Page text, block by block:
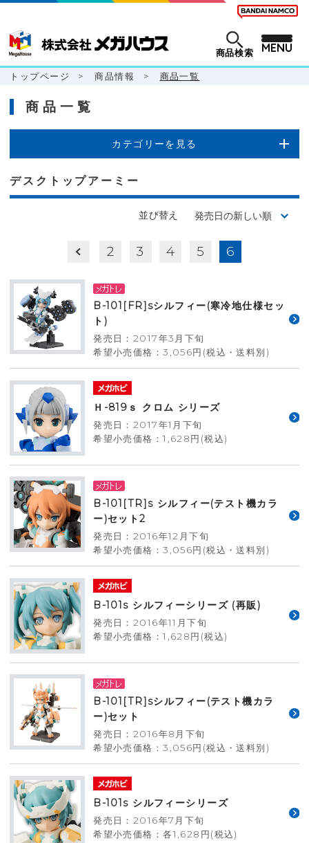
商品検索 MENU
トップページ > 商品情報 > 商品一覧
商品一覧
カテゴリーを見る
デスクトップアーミー
並び替え
2 3 4 5 6
B-101[FR]sシルフィー(寒冷地仕様セッ
ト)
発売日：2017年3月下旬
希望小売価格：3,056円(税込・送料別)
Ｈ-819ｓ クロム シリーズ
発売日：2017年1月下旬
希望小売価格：1,628円(税込)
B-101[TR]s シルフィー(テスト機カラ
ー)セット2
発売日：2016年12月下旬
希望小売価格：3,056円(税込・送料別)
B-101s シルフィーシリーズ (再販)
発売日：2016年11月下旬
希望小売価格：1,628円(税込)
B-101[TR]sシルフィー(テスト機カラ
ー)セット
発売日：2016年8月下旬
希望小売価格：3,056円(税込・送料別)
B-101s シルフィーシリーズ
発売日：2016年7月下旬
希望小売価格：各1,628円(税込)